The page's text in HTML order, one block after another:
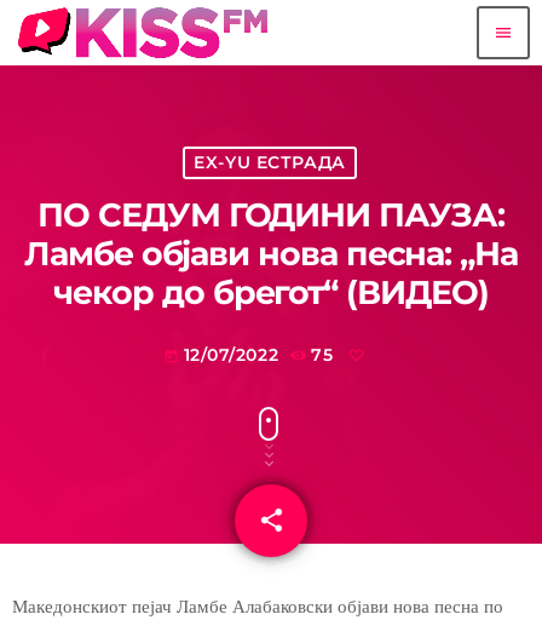
menu
EX-YU ЕСТРАДА
ПО СЕДУМ ГОДИНИ ПАУЗА:
Ламбе објави нова песна: „На
чекор до брегот“ (ВИДЕО)
today 12/07/2022 75
share
email
Македонскиот пејач Ламбе Алабаковски објави нова песна по